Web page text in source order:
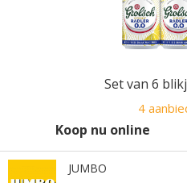
Set van 6
4
Koop nu online
JUMBO